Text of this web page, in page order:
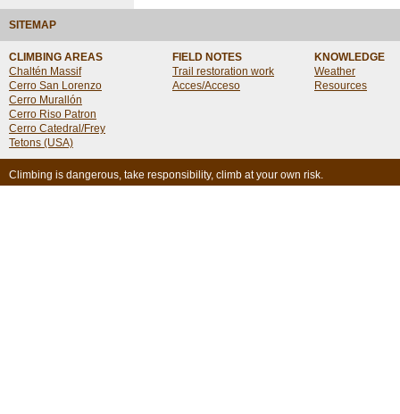
SITEMAP
CLIMBING AREAS
Chaltén Massif
Cerro San Lorenzo
Cerro Murallón
Cerro Riso Patron
Cerro Catedral/Frey
Tetons (USA)
FIELD NOTES
Trail restoration work
Acces/Acceso
KNOWLEDGE
Weather
Resources
Climbing is dangerous, take responsibility, climb at your own risk.